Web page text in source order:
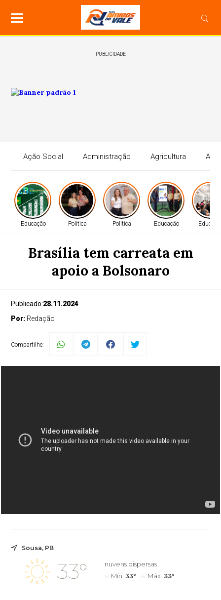
PUBLICIDADE
Ação Social Administração Agricultura
Educação Política Política Educação
Brasília tem carreata em
apoio a Bolsonaro
Publicado:28.11.2024
Por: Redação
Compartilhe:
Sousa, PB
33°
nuvens dispersas
Mín. 33° Máx. 33°